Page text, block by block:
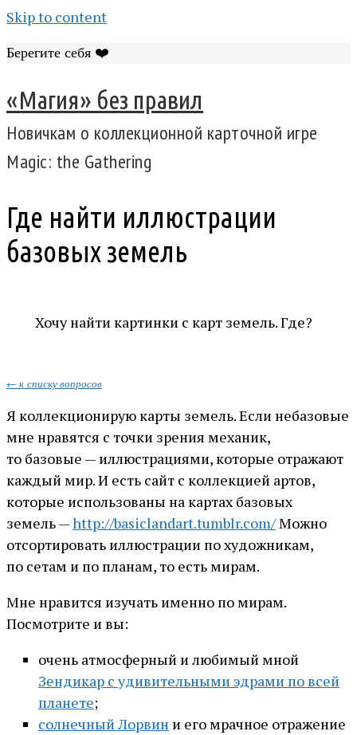
Skip to content
Берегите себя ❤️
«Магия» без правил
Новичкам о коллекционной карточной игре
Magic: the Gathering
Где найти иллюстрации
базовых земель
Хочу найти картинки с карт земель. Где?
← к списку вопросов
Я коллекционирую карты земель. Если небазовые
мне нравятся с точки зрения механик,
то базовые — иллюстрациями, которые отражают
каждый мир. И есть сайт с коллекцией артов,
которые использованы на картах базовых
земель —http://basiclandart.tumblr.com/Можно
отсортировать иллюстрации по художникам,
по сетам и по планам, то есть мирам.
Мне нравится изучать именно по мирам.
Посмотрите и вы:
очень атмосферный и любимый мной
Зендикар с удивительными эдрами по всей
планете;
солнечный Лорвин и его мрачное отражение